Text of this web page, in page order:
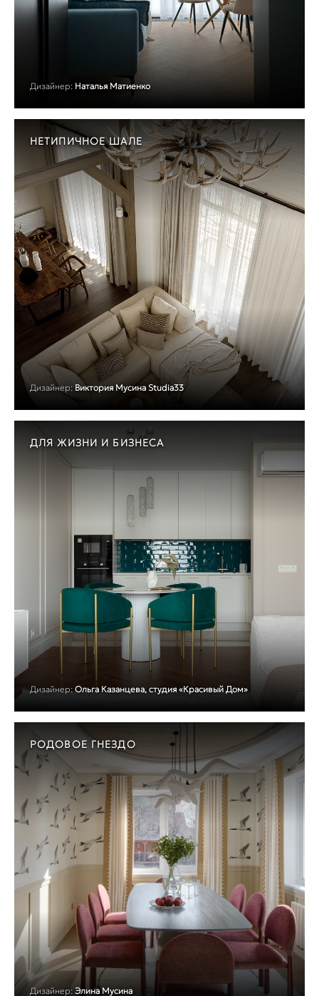
Дизайнер: Наталья Матиенко
НЕТИПИЧНОЕ ШАЛЕ
Дизайнер: Виктория Мусина Studia33
ДЛЯ ЖИЗНИ И БИЗНЕСА
Дизайнер: Ольга Казанцева, студия «Красивый Дом»
РОДОВОЕ ГНЕЗДО
Дизайнер: Элина Мусина